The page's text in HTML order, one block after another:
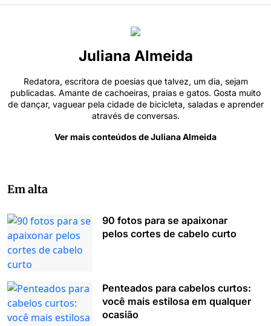
Juliana Almeida
Redatora, escritora de poesias que talvez, um dia, sejam
publicadas. Amante de cachoeiras, praias e gatos. Gosta muito
de dançar, vaguear pela cidade de bicicleta, saladas e aprender
através de conversas.
Ver mais conteúdos de Juliana Almeida
Em alta
90 fotos para se apaixonar
pelos cortes de cabelo curto
Penteados para cabelos curtos:
você mais estilosa em qualquer
ocasião